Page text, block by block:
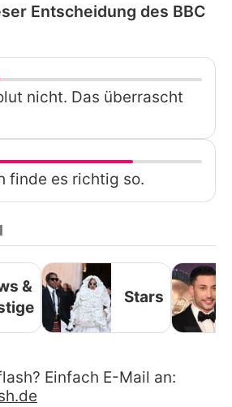
Entscheidung des BBC
nicht. Das überrascht
finde es richtig so.
&
Stars
Einfach E-Mail an: